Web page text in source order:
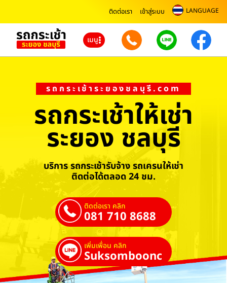
ติดต่อเรา เข้าสู่ระบบ LANGUAGE
เมนู
รถกระเช้าระยองชลบุรี.com
รถกระเช้าให้เช่า
ระยอง ชลบุรี
บริการ รถกระเช้ารับจ้าง รถเครนให้เช่า
ติดต่อได้ตลอด 24 ชม.
ติดต่อเรา คลิก
081 710 8688
เพิ่มเพื่อน คลิก
Suksombooncrane